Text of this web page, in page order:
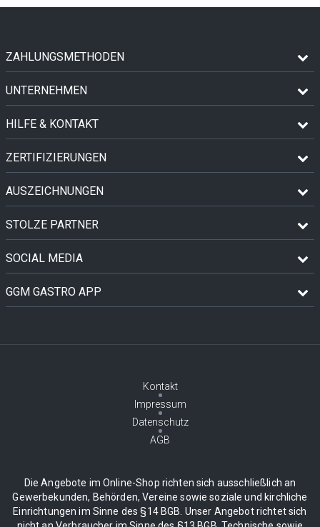
ZAHLUNGSMETHODEN
UNTERNEHMEN
HILFE & KONTAKT
ZERTIFIZIERUNGEN
AUSZEICHNUNGEN
STOLZE PARTNER
SOCIAL MEDIA
GGM GASTRO APP
Kontakt
Impressum
Datenschutz
AGB
Die Angebote im Online-Shop richten sich ausschließlich an
Gewerbekunden, Behörden, Vereine sowie soziale und kirchliche
Einrichtungen im Sinne des §14 BGB. Unser Angebot richtet sich